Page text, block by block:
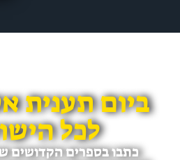
תענית
לכל
כתבו בספרים הקדושים שעל